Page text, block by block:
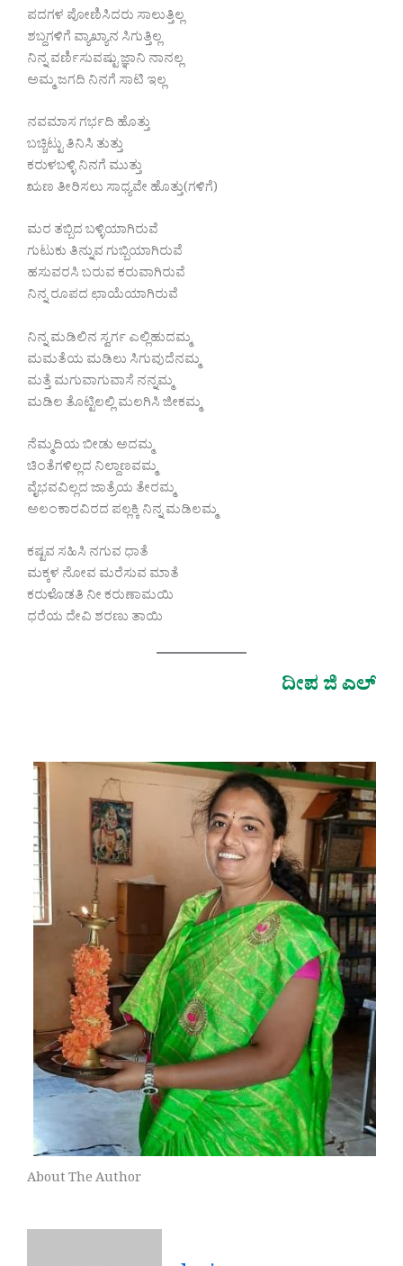
ಪದಗಳ ಪೋಣಿಸಿದರು ಸಾಲುತ್ತಿಲ್ಲ
ಶಬ್ದಗಳಿಗೆ ವ್ಯಾಖ್ಯಾನ ಸಿಗುತ್ತಿಲ್ಲ
ನಿನ್ನ ವರ್ಣಿಸುವಷ್ಟು ಜ್ಞಾನಿ ನಾನಲ್ಲ
ಅಮ್ಮ ಜಗದಿ ನಿನಗೆ ಸಾಟಿ ಇಲ್ಲ
ನವಮಾಸ ಗರ್ಭದಿ ಹೊತ್ತು
ಬಚ್ಚಿಟ್ಟು ತಿನಿಸಿ ತುತ್ತು
ಕರುಳಬಳ್ಳಿ ನಿನಗೆ ಮುತ್ತು
ಋಣ ತೀರಿಸಲು ಸಾಧ್ಯವೇ ಹೊತ್ತು(ಗಳಿಗೆ)
ಮರ ತಬ್ಬಿದ ಬಳ್ಳಿಯಾಗಿರುವೆ
ಗುಟುಕು ತಿನ್ನುವ ಗುಬ್ಬಿಯಾಗಿರುವೆ
ಹಸುವರಸಿ ಬರುವ ಕರುವಾಗಿರುವೆ
ನಿನ್ನ ರೂಪದ ಛಾಯೆಯಾಗಿರುವೆ
ನಿನ್ನ ಮಡಿಲಿನ ಸ್ವರ್ಗ ಎಲ್ಲಿಹುದಮ್ಮ
ಮಮತೆಯ ಮಡಿಲು ಸಿಗುವುದೆನಮ್ಮ
ಮತ್ತೆ ಮಗುವಾಗುವಾಸೆ ನನ್ನಮ್ಮ
ಮಡಿಲ ತೊಟ್ಟಿಲಲ್ಲಿ ಮಲಗಿಸಿ ಜೀಕಮ್ಮ
ನೆಮ್ಮದಿಯ ಬೀಡು ಅದಮ್ಮ
ಚಿಂತೆಗಳಿಲ್ಲದ ನಿಲ್ದಾಣವಮ್ಮ
ವೈಭವವಿಲ್ಲದ ಜಾತ್ರೆಯ ತೇರಮ್ಮ
ಅಲಂಕಾರವಿರದ ಪಲ್ಲಕ್ಕಿ ನಿನ್ನ ಮಡಿಲಮ್ಮ
ಕಷ್ಟವ ಸಹಿಸಿ ನಗುವ ಧಾತೆ
ಮಕ್ಕಳ ನೋವ ಮರೆಸುವ ಮಾತೆ
ಕರುಳೊಡತಿ ನೀ ಕರುಣಾಮಯಿ
ಧರೆಯ ದೇವಿ ಶರಣು ತಾಯಿ
ದೀಪ ಜಿ ಎಲ್
About The Author